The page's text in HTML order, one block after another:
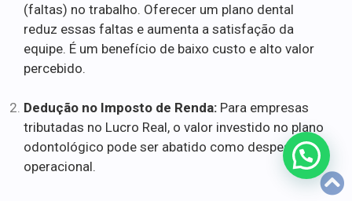
(faltas) no trabalho. Oferecer um plano dental
reduz essas faltas e aumenta a satisfação da
equipe. É um benefício de baixo custo e alto valor
percebido.
Dedução no Imposto de Renda: Para empresas
tributadas no Lucro Real, o valor investido no plano
odontológico pode ser abatido como despesa
operacional.